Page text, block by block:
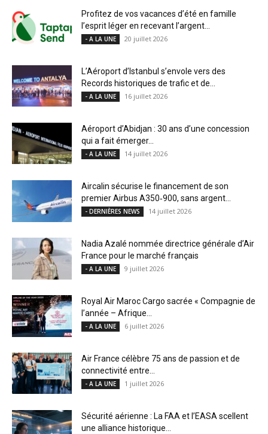
Profitez de vos vacances d’été en famille
l’esprit léger en recevant l’argent...
- A LA UNE 20 juillet 2026
L’Aéroport d’Istanbul s’envole vers des
Records historiques de trafic et de...
- A LA UNE 16 juillet 2026
Aéroport d’Abidjan : 30 ans d’une concession
qui a fait émerger...
- A LA UNE 14 juillet 2026
Aircalin sécurise le financement de son
premier Airbus A350‑900, sans argent...
- DERNIÈRES NEWS 14 juillet 2026
Nadia Azalé nommée directrice générale d’Air
France pour le marché français
- A LA UNE 9 juillet 2026
Royal Air Maroc Cargo sacrée « Compagnie de
l’année – Afrique...
- A LA UNE 6 juillet 2026
Air France célèbre 75 ans de passion et de
connectivité entre...
- A LA UNE 1 juillet 2026
Sécurité aérienne : La FAA et l’EASA scellent
une alliance historique...